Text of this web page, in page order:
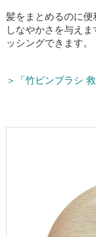
髪をまとめるのに
しなやかさを与え
ッシングできます。
＞「竹ピンブラシ